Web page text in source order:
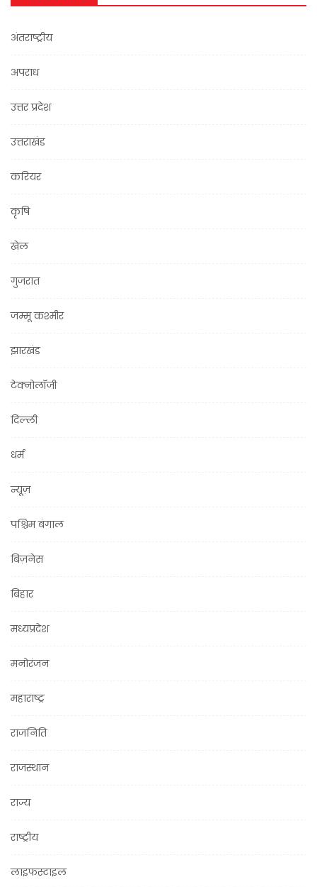
अंतराष्ट्रीय
अपराध
उत्तर प्रदेश
उत्तराखंड
करियर
कृषि
खेल
गुजरात
जम्मू कश्मीर
झारखंड
टेक्नोलॉजी
दिल्ली
धर्म
न्यूज़
पश्चिम बंगाल
बिज़नेस
बिहार
मध्यप्रदेश
मनोरंजन
महाराष्ट्र
राजनिति
राजस्थान
राज्य
राष्ट्रीय
लाइफस्टाइल